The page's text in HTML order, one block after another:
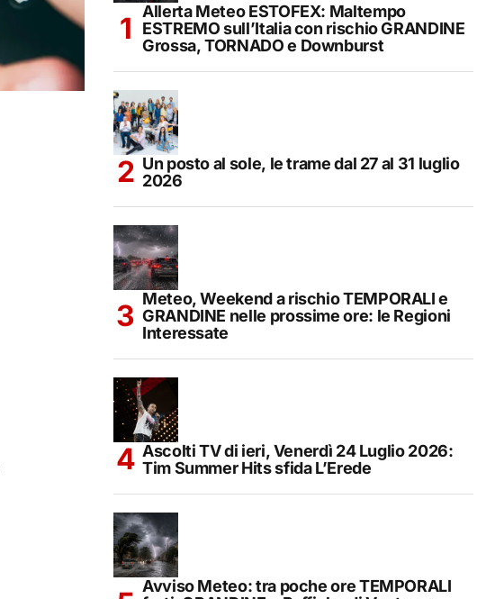
Allerta Meteo ESTOFEX: Maltempo
ESTREMO sull’Italia con rischio GRANDINE
Grossa, TORNADO e Downburst
Un posto al sole, le trame dal 27 al 31 luglio
2026
Meteo, Weekend a rischio TEMPORALI e
GRANDINE nelle prossime ore: le Regioni
Interessate
Ascolti TV di ieri, Venerdì 24 Luglio 2026:
Tim Summer Hits sfida L’Erede
Avviso Meteo: tra poche ore TEMPORALI